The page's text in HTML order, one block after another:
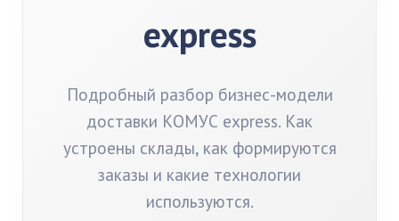
express
Подробный разбор бизнес-модели
доставки КОМУС express. Как
устроены склады, как формируются
заказы и какие технологии
используются.